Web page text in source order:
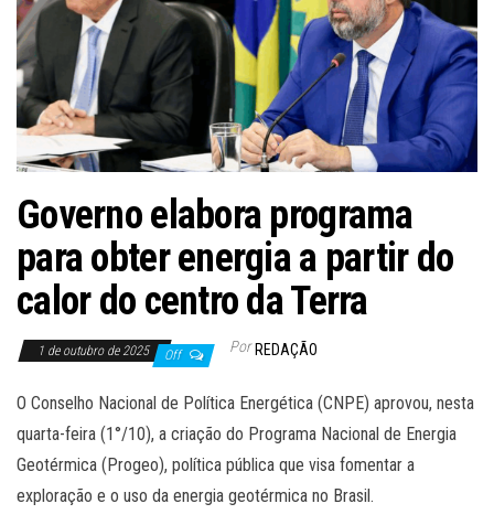
Governo elabora programa
para obter energia a partir do
calor do centro da Terra
1 de outubro de 2025 Off Por REDAÇÃO
O Conselho Nacional de Política Energética (CNPE) aprovou, nesta
quarta-feira (1°/10), a criação do Programa Nacional de Energia
Geotérmica (Progeo), política pública que visa fomentar a
exploração e o uso da energia geotérmica no Brasil.